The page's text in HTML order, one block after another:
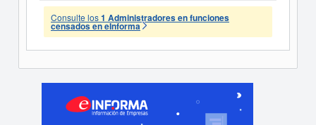
Consulte los1 Administradores en funciones
censados en eInforma